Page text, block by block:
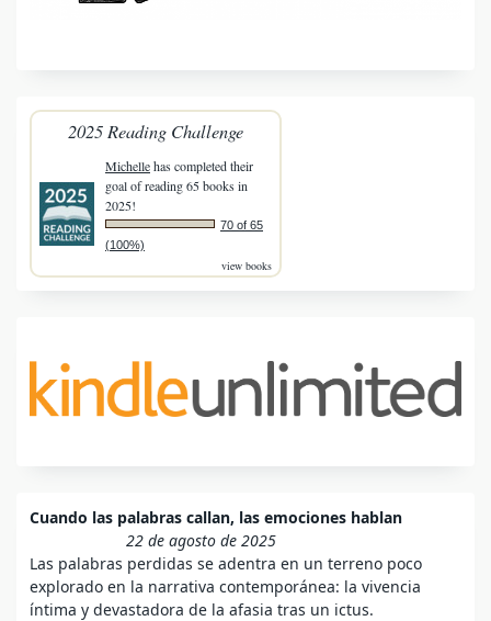
2025 Reading Challenge
Michellehas completed their
goal of reading 65 books in
2025!
70 of 65
(100%)
view books
Cuando las palabras callan, las emociones hablan
22 de agosto de 2025
Las palabras perdidas se adentra en un terreno poco
explorado en la narrativa contemporánea: la vivencia
íntima y devastadora de la afasia tras un ictus.